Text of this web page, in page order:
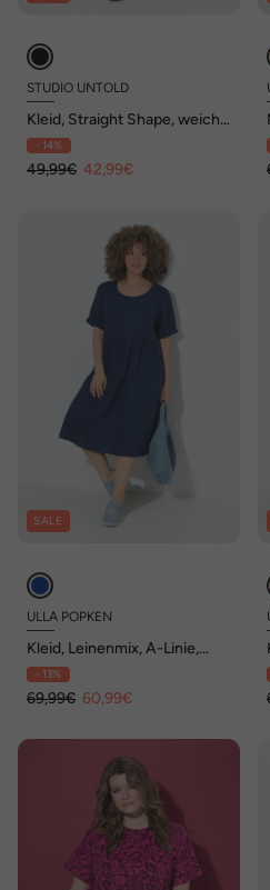
STUDIO UNTOLD
Kleid, Straight Shape, weiche
Viskose
- 14%
49,99€ 42,99€
SALE
ULLA POPKEN
Kleid, Leinenmix, A-Linie,
Rundhals, Halbarm
- 13%
69,99€ 60,99€